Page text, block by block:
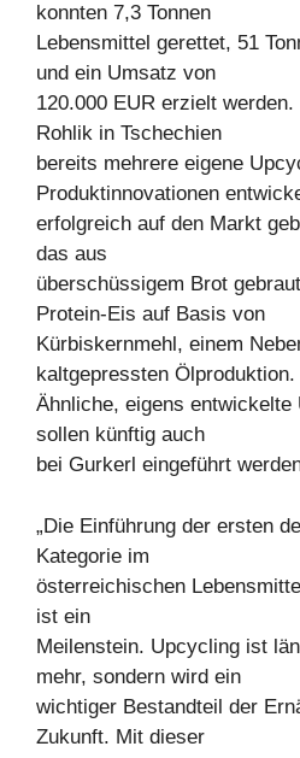
konnten 7,3 Tonnen
Lebensmittel gerettet, 51
und ein Umsatz von
120.000 EUR erzielt
Rohlik in Tschechien
bereits mehrere eigene
Produktinnovationen
erfolgreich auf den Markt
das aus
überschüssigem Brot
Protein-Eis auf Basis von
Kürbiskernmehl, einem
kaltgepressten Ölproduktion.
Ähnliche, eigens
sollen künftig auch
bei Gurkerl eingeführt
„Die Einführung der ersten
Kategorie im
österreichischen
ist ein
Meilenstein. Upcycling ist
mehr, sondern wird ein
wichtiger Bestandteil der
Zukunft. Mit dieser